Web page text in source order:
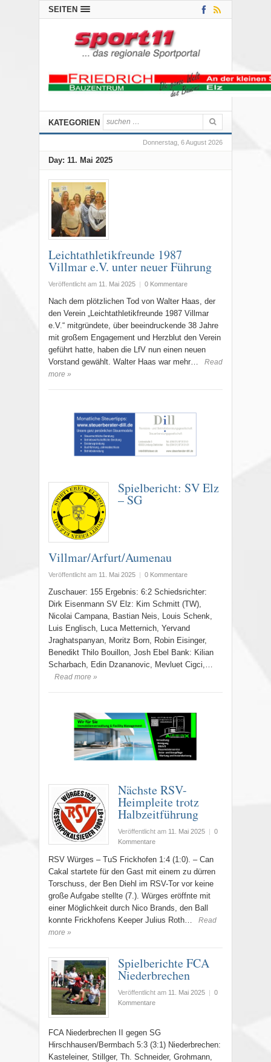
SEITEN
KATEGORIEN
Donnerstag, 6 August 2026
Day: 11. Mai 2025
Leichtathletikfreunde 1987
Villmar e.V. unter neuer Führung
Veröffentlicht am 11. Mai 2025 0 Kommentare
Nach dem plötzlichen Tod von Walter Haas, der
den Verein „Leichtathletikfreunde 1987 Villmar
e.V.“ mitgründete, über beeindruckende 38 Jahre
mit großem Engagement und Herzblut den Verein
geführt hatte, haben die LfV nun einen neuen
Vorstand gewählt. Walter Haas war mehr…
Read
more »
Spielbericht: SV Elz
– SG
Villmar/Arfurt/Aumenau
Veröffentlicht am 11. Mai 2025 | 0 Kommentare
Zuschauer: 155 Ergebnis: 6:2 Schiedsrichter:
Dirk Eisenmann SV Elz: Kim Schmitt (TW),
Nicolai Campana, Bastian Neis, Louis Schenk,
Luis Englisch, Luca Metternich, Yervand
Jraghatspanyan, Moritz Born, Robin Eisinger,
Benedikt Thilo Bouillon, Josh Ebel Bank: Kilian
Scharbach, Edin Dzananovic, Mevluet Cigci,…
Read more »
Nächste RSV-
Heimpleite trotz
Halbzeitführung
Veröffentlicht am 11. Mai 2025 | 0
Kommentare
RSV Würges – TuS Frickhofen 1:4 (1:0). – Can
Cakal startete für den Gast mit einem zu dürren
Torschuss, der Ben Diehl im RSV-Tor vor keine
große Aufgabe stellte (7.). Würges eröffnte mit
einer Möglichkeit durch Nico Brands, den Ball
konnte Frickhofens Keeper Julius Roth…
Read
more »
Spielberichte FCA
Niederbrechen
Veröffentlicht am 11. Mai 2025 | 0
Kommentare
FCA Niederbrechen II gegen SG
Hirschhausen/Bermbach 5:3 (3:1) Niederbrechen:
Kasteleiner, Stillger, Th. Schneider, Grohmann,